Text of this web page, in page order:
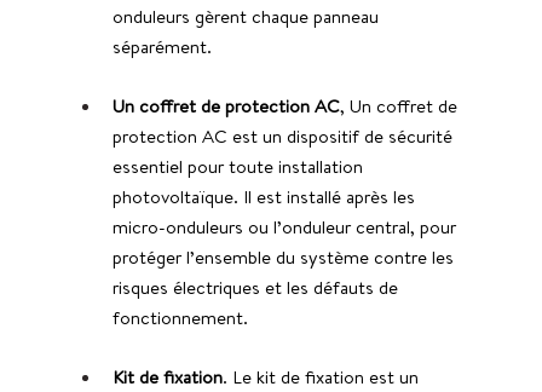
onduleurs gèrent chaque panneau
séparément.
Un coffret de protection AC, Un coffret de
protection AC est un dispositif de sécurité
essentiel pour toute installation
photovoltaïque. Il est installé après les
micro-onduleurs ou l’onduleur central, pour
protéger l’ensemble du système contre les
risques électriques et les défauts de
fonctionnement.
Kit de fixation. Le kit de fixation est un